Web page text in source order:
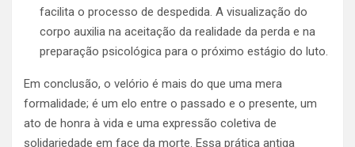
facilita o processo de despedida. A visualização do
corpo auxilia na aceitação da realidade da perda e na
preparação psicológica para o próximo estágio do luto.
Em conclusão, o velório é mais do que uma mera
formalidade; é um elo entre o passado e o presente, um
ato de honra à vida e uma expressão coletiva de
solidariedade em face da morte. Essa prática antiga